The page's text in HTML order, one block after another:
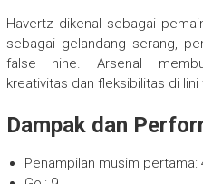
Havertz dikenal sebagai
sebagai gelandang serang,
false nine. Arsenal
kreativitas dan fleksibilitas di lini
Dampak dan
Penampilan musim pertama: